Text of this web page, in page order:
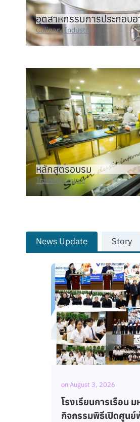
อุตสาหกรรมการประกอบอ
Culinary Industry
หลักสูตรอบรม
Training course
News Update Story
onAugust 2, 2026
สมาคมคหเศรษฐศา
จัดการประชุมคณะก